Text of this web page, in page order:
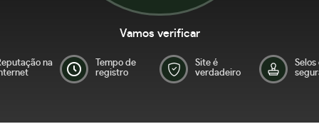
Vamos verificar
na
Tempo de
registro
Site é
verdadeiro
Selos